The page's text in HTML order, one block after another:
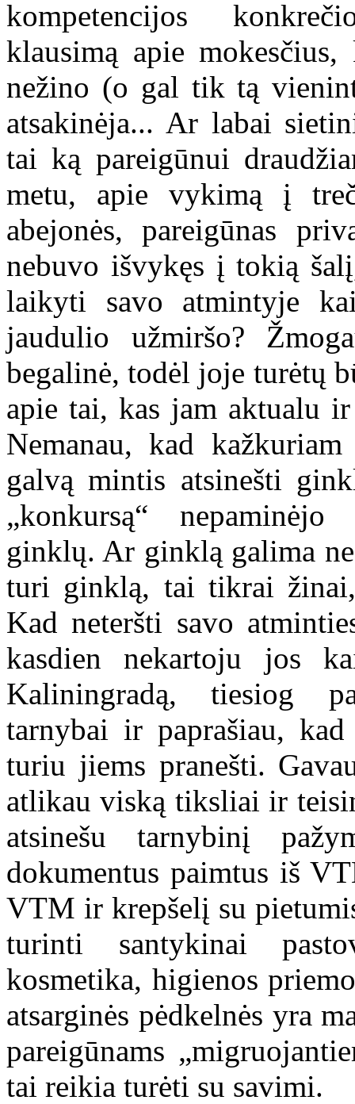
kompetencijos
klausimą apie
nežino (o gal tik tą
atsakinėja... Ar labai
tai ką pareigūnui
metu, apie vykimą į
abejonės, pareigūnas
nebuvo išvykęs į tokią
laikyti savo atmintyje
jaudulio užmiršo?
begalinė, todėl joje turėtų
apie tai, kas jam aktualu
Nemanau, kad
galvą mintis atsinešti
„konkursą“
ginklų. Ar ginklą galima
turi ginklą, tai tikrai
Kad neteršti savo
kasdien nekartoju jos
Kaliningradą, tiesiog
tarnybai ir paprašiau,
turiu jiems pranešti.
atlikau viską tiksliai ir
atsinešu tarnybinį
dokumentus paimtus iš
VTM ir krepšelį su
turinti santykinai
kosmetika, higienos
atsarginės pėdkelnės yra
pareigūnams
tai reikia turėti su savimi.